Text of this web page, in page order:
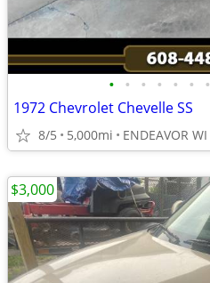
• • • • • • •
1972 Chevrolet Chevelle SS
8/5 5,000mi ENDEAVOR WI
$3,000